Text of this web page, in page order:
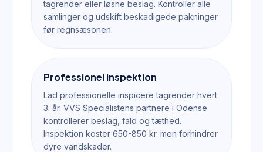
tagrender eller løsne beslag. Kontroller alle
samlinger og udskift beskadigede pakninger
før regnsæsonen.
Professionel inspektion
Lad professionelle inspicere tagrender hvert
3. år. VVS Specialistens partnere i Odense
kontrollerer beslag, fald og tæthed.
Inspektion koster 650-850 kr. men forhindrer
dyre vandskader.